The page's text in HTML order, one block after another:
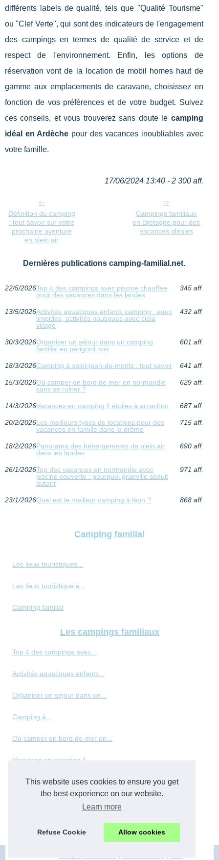
This website uses cookies to ensure you get
the best experience on our website.
Learn more
Refuse Cookie Allow cookies
différents labels de qualité, tels que "Qualité Tourisme"
ou "Clef Verte", qui sont des indicateurs de l'engagement
des campings en termes de qualité de service et de
respect de l'environnement. Enfin, les options de
réservation vont de la location de mobil homes haut de
gamme aux emplacements de caravane, choisissez en
fonction de vos préférences et de votre budget. Suivez
ces conseils, et vous trouverez sans doute le camping
idéal en Ardèche pour des vacances inoubliables avec
votre famille.
17/06/2024 13:40 - 2 300 aff.
Définition du camping
: tout savoir sur votre
prochaine aventure
en plein air
Campings familiaux
en Bretagne pour des
vacances idéales
Dernières publications camping-familial.net.
22/5/2026Top 4 des campings avec piscine chauffee
pour des vacances dans les landes
345 aff.
13/5/2026Activités aquatiques enfants camping : eaux
limpides, activités nautiques avec ciela
village
432 aff.
30/3/2026Organiser un séjour dans un camping
familial en périgord noir
601 aff.
18/3/2026Camping à saint-jean-de-monts : tout savoir 641 aff.
15/3/2026Où camper en bord de mer en normandie
sans se ruiner ?
629 aff.
14/3/2026Vacances en camping 4 étoiles à arcachon 687 aff.
20/2/2026Les meilleurs types de locations pour des
vacances en famille dans la drôme
715 aff.
18/2/2026Panorama des hébergements de plein air
dans les landes
690 aff.
26/1/2026Top des vacances en normandie avec
piscine couverte : pourquoi granville séduit
autant
971 aff.
23/1/2026Quel est le meilleur camping à léon ? 868 aff.
Camping familial
Les lieux touristiques...
Les lieux touristique à...
Camping familial
Les campings familiaux
Top 4 des campings avec...
Activités aquatiques enfants...
Organiser un séjour dans un...
Camping à...
Où camper en bord de mer en...
Vacances en camping 4...
Les meilleurs types de...
Panorama des hébergements de...
Top des vacances en normandie...